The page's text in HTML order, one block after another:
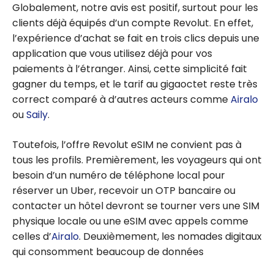
Globalement, notre avis est positif, surtout pour les
clients déjà équipés d’un compte Revolut. En effet,
l’expérience d’achat se fait en trois clics depuis une
application que vous utilisez déjà pour vos
paiements à l’étranger. Ainsi, cette simplicité fait
gagner du temps, et le tarif au gigaoctet reste très
correct comparé à d’autres acteurs commeAiralo
ouSaily.
Toutefois, l’offre Revolut eSIM ne convient pas à
tous les profils. Premièrement, les voyageurs qui ont
besoin d’un numéro de téléphone local pour
réserver un Uber, recevoir un OTP bancaire ou
contacter un hôtel devront se tourner vers une SIM
physique locale ou une eSIM avec appels comme
celles d’Airalo. Deuxièmement, les nomades digitaux
qui consomment beaucoup de données